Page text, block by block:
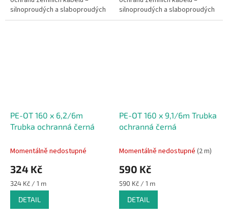
silnoproudých a slaboproudých
kabelů sdělovacích,
silnoproudých a slaboproudých
kabelů sdělovacích,
PE-OT 160 x 6,2/6m
Trubka ochranná černá
Momentálně nedostupné
324 Kč
Měrná
cena:
324 Kč / 1 m
DETAIL
PE-OT 160 x 9,1/6m Trubka
ochranná černá
Momentálně nedostupné (2 m)
590 Kč
Měrná
cena:
590 Kč / 1 m
DETAIL